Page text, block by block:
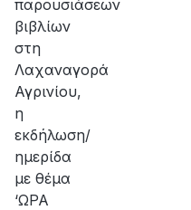
παρουσιάσεων
βιβλίων
στη
Λαχαναγορά
Αγρινίου,
η
εκδήλωση/
ημερίδα
με θέμα
‘ΩΡΑ